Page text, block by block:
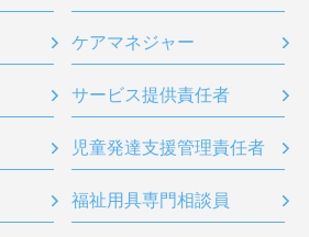
ケアマネジャー
サービス提供責任者
児童発達支援管理責任者
福祉用具専門相談員